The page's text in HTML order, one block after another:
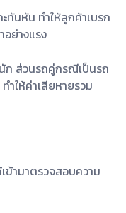
ทันหัน ทำให้ลูกค้าเบรก
ย่างแรง
ก ส่วนรถคู่กรณีเป็นรถ
ำให้ค่าเสียหายรวม
ข้ามาตรวจสอบความ